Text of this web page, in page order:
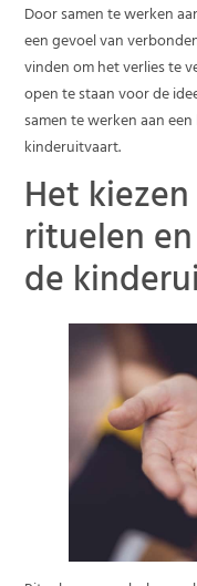
Door samen te werken
een gevoel van
vinden om het verlies te
open te staan voor de
samen te werken aan
kinderuitvaart.
Het
rituelen
de